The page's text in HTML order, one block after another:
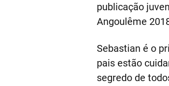
publicação
Angoulême
Sebastian é o
pais estão
segredo de